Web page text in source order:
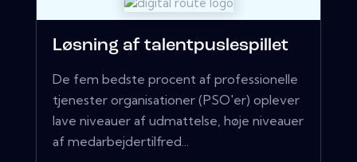
Løsning af talentpuslespillet
De fem bedste procent af professionelle
tjenester organisationer (PSO'er) oplever
lave niveauer af udmattelse, høje niveauer
af medarbejdertilfred...